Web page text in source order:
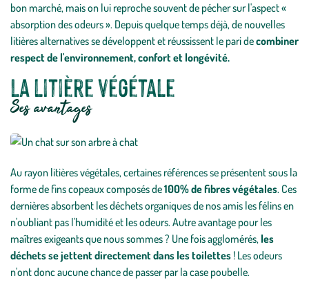
bon marché, mais on lui reproche souvent de pécher sur l'aspect «
absorption des odeurs ». Depuis quelque temps déjà, de nouvelles
litières alternatives se développent et réussissent le pari decombiner
respect de l'environnement, confort et longévité.
La litière végétale
Ses avantages
Au rayon litières végétales, certaines références se présentent sous la
forme de fins copeaux composés de100% de fibres végétales. Ces
dernières absorbent les déchets organiques de nos amis les félins en
n'oubliant pas l'humidité et les odeurs. Autre avantage pour les
maîtres exigeants que nous sommes ? Une fois agglomérés, les
déchets se jettent directement dans les toilettes ! Les odeurs
n'ont donc aucune chance de passer par la case poubelle.